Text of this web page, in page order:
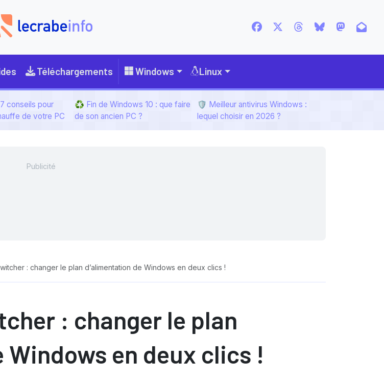
Téléchargements Windows Linux
conseils pour
de votre PC
♻️ Fin de Windows 10 : que faire
de son ancien PC ?
🛡️ Meilleur antivirus Windows :
lequel choisir en 2026 ?
: changer le plan d’alimentation de Windows en deux clics !
: changer le plan
Windows en deux clics !